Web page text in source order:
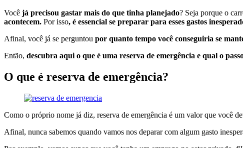
Você já precisou gastar mais do que tinha planejado? Seja porque o
acontecem. Por isso, é essencial se preparar para esses gastos
Afinal, você já se perguntou por quanto tempo você conseguiria se
Então, descubra aqui o que é uma reserva de emergência e qual o
O que é reserva de emergência?
Como o próprio nome já diz, reserva de emergência é um valor que você
Afinal, nunca sabemos quando vamos nos deparar com algum gasto